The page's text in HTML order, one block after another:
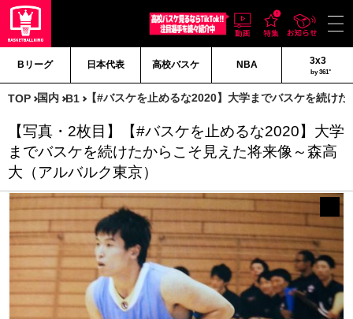
Bリーグ 日本代表 高校バスケ NBA 3x3
by 361°
TOP 国内 B1 【#バスケを止めるな2020】大学までバスケを続け
【写真・2枚目】【#バスケを止めるな2020】大学
までバスケを続けたからこそ見えた将来像～森高
大（アルバルク東京）